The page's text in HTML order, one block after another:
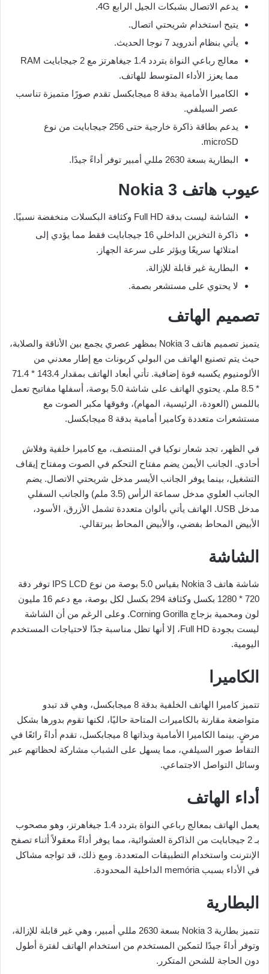
يدعم الاتصال بشبكات الجيل الرابع 4G.
يتيح استخدام شريحتي اتصال.
يأتي بنظام أندرويد 7 نوجا الحديث.
معالج رباعي النواة بتردد 1.4 جيغاهرتز مع 2 جيجابايت RAM
مما يعزز الأداء المتوسط للهاتف.
الكاميرا الأمامية بدقة 8 ميجابكسل تقدم صورًا متميزة تناسب
عصر السيلفي.
يدعم بطاقة ذاكرة خارجية حتى 256 جيجابايت من نوع
microSD.
البطارية بسعة 2630 مللي أمبير توفر أداءً جيدًا.
عيوب هاتف Nokia 3
الشاشة ليست بدقة Full HD وكثافة البكسلات منخفضة نسبيًا.
ذاكرة التخزين الداخلي 16 جيجابايت فقط مما يؤدي إلى
امتلائها سريعًا ويؤثر على سرعة الجهاز.
البطارية غير قابلة للإزالة.
لا يحتوي على مستشعر بصمة.
تصميم الهاتف
يتميز تصميم هاتف Nokia 3 بمظهر عصري يجمع بين الأناقة والصلابة،
حيث يتم تصنيع الهاتف من البولي كربونات مع إطار معدني من
الألومنيوم يكسبه قوة إضافية. تأتي أبعاد الهاتف بمقدار 143.4 * 71.4
* 8.5 ملم. يحتوي الهاتف على شاشة 5.0 بوصة، أسفلها مفاتيح تعمل
باللمس (العودة، الرئيسية، المهام)، وفوقها مكبر الصوت مع
مستشعرات متعددة وكاميرا أمامية بدقة 8 ميجابكسل.
في الظهر، تجد شعار نوكيا في المنتصف، مع كاميرا خلفية وفلاش
أحادي. الجانب الأيمن يضم مفتاح التحكم في الصوت ومفتاح إيقاف
التشغيل، بينما يوفر الجانب الأيسر مدخل شريحتي الاتصال. يضم
الجانب العلوي مدخل سماعة الرأس (3.5 ملم) والجانب السفلي
مدخل USB. الهاتف يأتي بألوان متعددة تشمل الأزرق، الأسود،
الأبيض المحاط بفضي، والأبيض المحاط ببرتقالي.
الشاشة
شاشة هاتف Nokia 3 بقياس 5.0 بوصة من نوع IPS LCD توفر دقة
720 * 1280 بكسل وكثافة 294 بكسل لكل بوصة، مع دعم 16 مليون
لون ومحمية بزجاج Corning Gorilla. وعلى الرغم من أن الشاشة
ليست بجودة Full HD، إلا أنها تظل مناسبة جدًا لاحتياجات المستخدم
اليومية.
الكاميرا
تتميز كاميرا الهاتف الخلفية بدقة 8 ميجابكسل، وهي قد تبدو
متواضعة مقارنة بالكاميرات المتاحة حاليًا، لكنها تقوم بدورها بشكل
مرضٍ. بينما الكاميرا الأمامية وبذاتها 8 ميجابكسل، تقدم أداءً رائعًا في
التقاط صور السيلفي، مما يسهل على الشباب مشاركة لحظاتهم عبر
وسائل التواصل الاجتماعي.
أداء الهاتف
يعمل الهاتف بمعالج رباعي النواة بتردد 1.4 جيغاهرتز، وهو مصحوب
بـ 2 جيجابايت من الذاكرة العشوائية، مما يوفر أداءً معقولاً أثناء تصفح
الإنترنت واستخدام التطبيقات المتعددة. ومع ذلك، قد تواجه مشاكل
في الأداء بسبب memória الداخلية المحدودة.
البطارية
تتميز بطارية Nokia 3 بسعة 2630 مللي أمبير، وهي غير قابلة للإزالة،
وتوفر أداءً جيدًا لتمكين المستخدم من استخدام الهاتف لفترة أطول
دون الحاجة للشحن المتكرر.